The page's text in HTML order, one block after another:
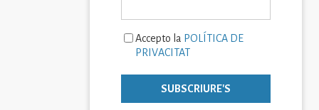
Accepto la POLÍTICA DE
PRIVACITAT